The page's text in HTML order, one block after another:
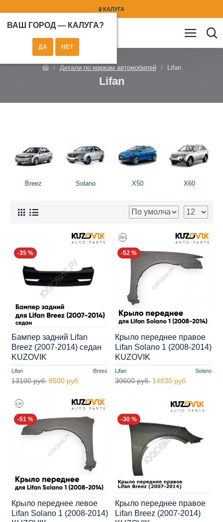
КАЛУГА
ВАШ ГОРОД — КАЛУГА?
Детали по маркам автомобилей Lifan
Lifan
Breez Solano X50 X60
-35 %
Lifan Breez
Бампер задний Lifan
Breez (2007-2014) седан
KUZOVIK
13100 руб. 8500 руб.
-52 %
Lifan Solano
Крыло переднее правое
Lifan Solano 1 (2008-2014)
KUZOVIK
30600 руб. 14830 руб.
-51 %
Крыло переднее левое
Lifan Solano 1 (2008-2014)
-30 %
Крыло переднее правое
Lifan Breez (2007-2014)